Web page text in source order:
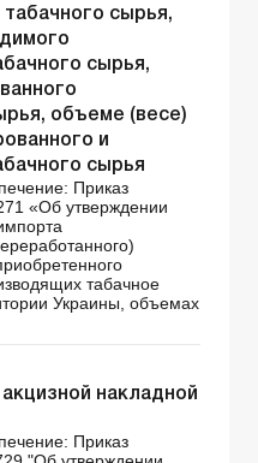
сырья,
сырья,
объеме (весе)
и
сырья
Приказ
«Об утверждении
табачное
Украины, объемах
накладной
Приказ